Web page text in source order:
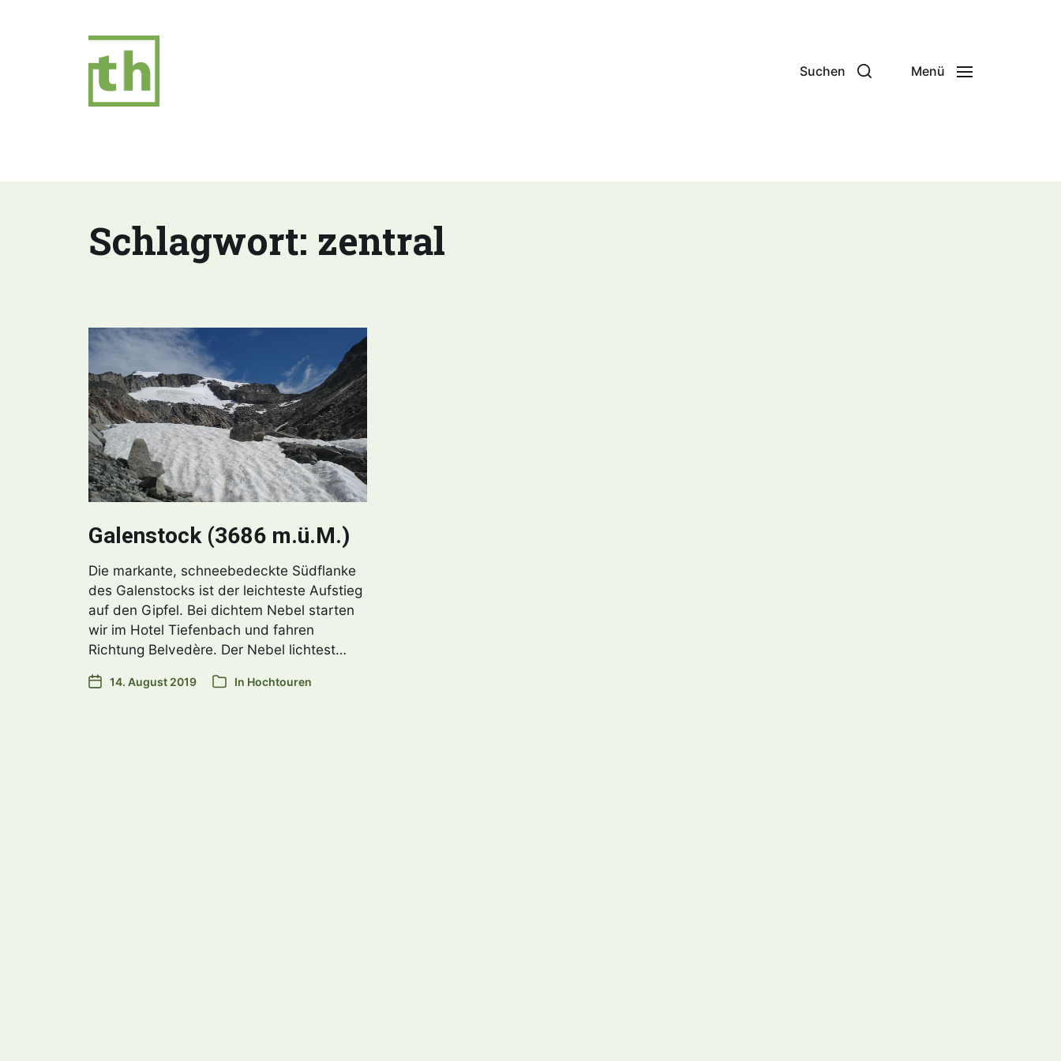
Suchen Menü
Schlagwort: zentral
Galenstock (3686 m.ü.M.)
Die markante, schneebedeckte Südflanke
des Galenstocks ist der leichteste Aufstieg
auf den Gipfel. Bei dichtem Nebel starten
wir im Hotel Tiefenbach und fahren
Richtung Belvedère. Der Nebel lichtest…
14. August 2019 In Hochtouren